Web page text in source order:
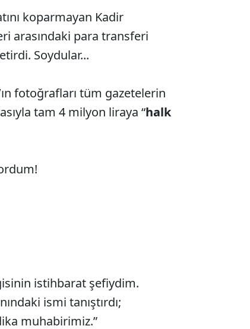
koparmayan Kadir
arasındaki para transferi
Soydular...
fotoğrafları tüm gazetelerin
tam 4 milyon liraya “halk
istihbarat şefiydim.
ismi tanıştırdı;
muhabirimiz.”